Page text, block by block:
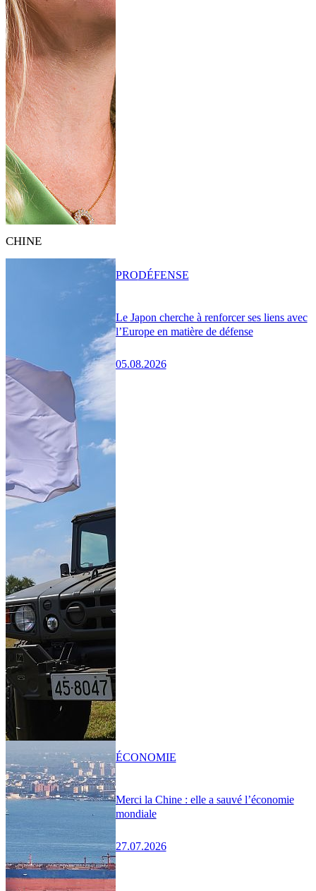
CHINE
Le Japon cherche à renforcer ses liens avec
l’Europe en matière de défense
05.08.2026
PRODÉFENSE
Merci la Chine : elle a sauvé l’économie
mondiale
27.07.2026
ÉCONOMIE